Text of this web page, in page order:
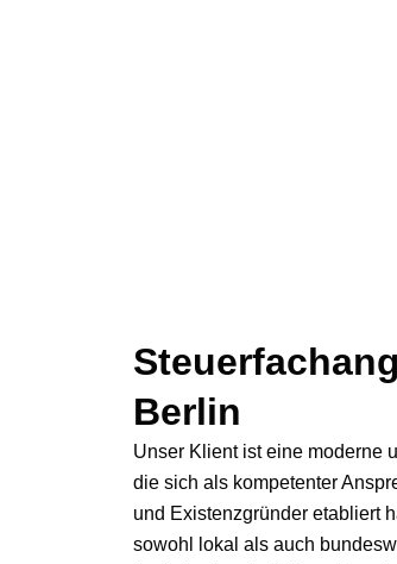
Berlin
Unser Klient ist eine moderne
die sich als kompetenter
und Existenzgründer etabliert
sowohl lokal als auch